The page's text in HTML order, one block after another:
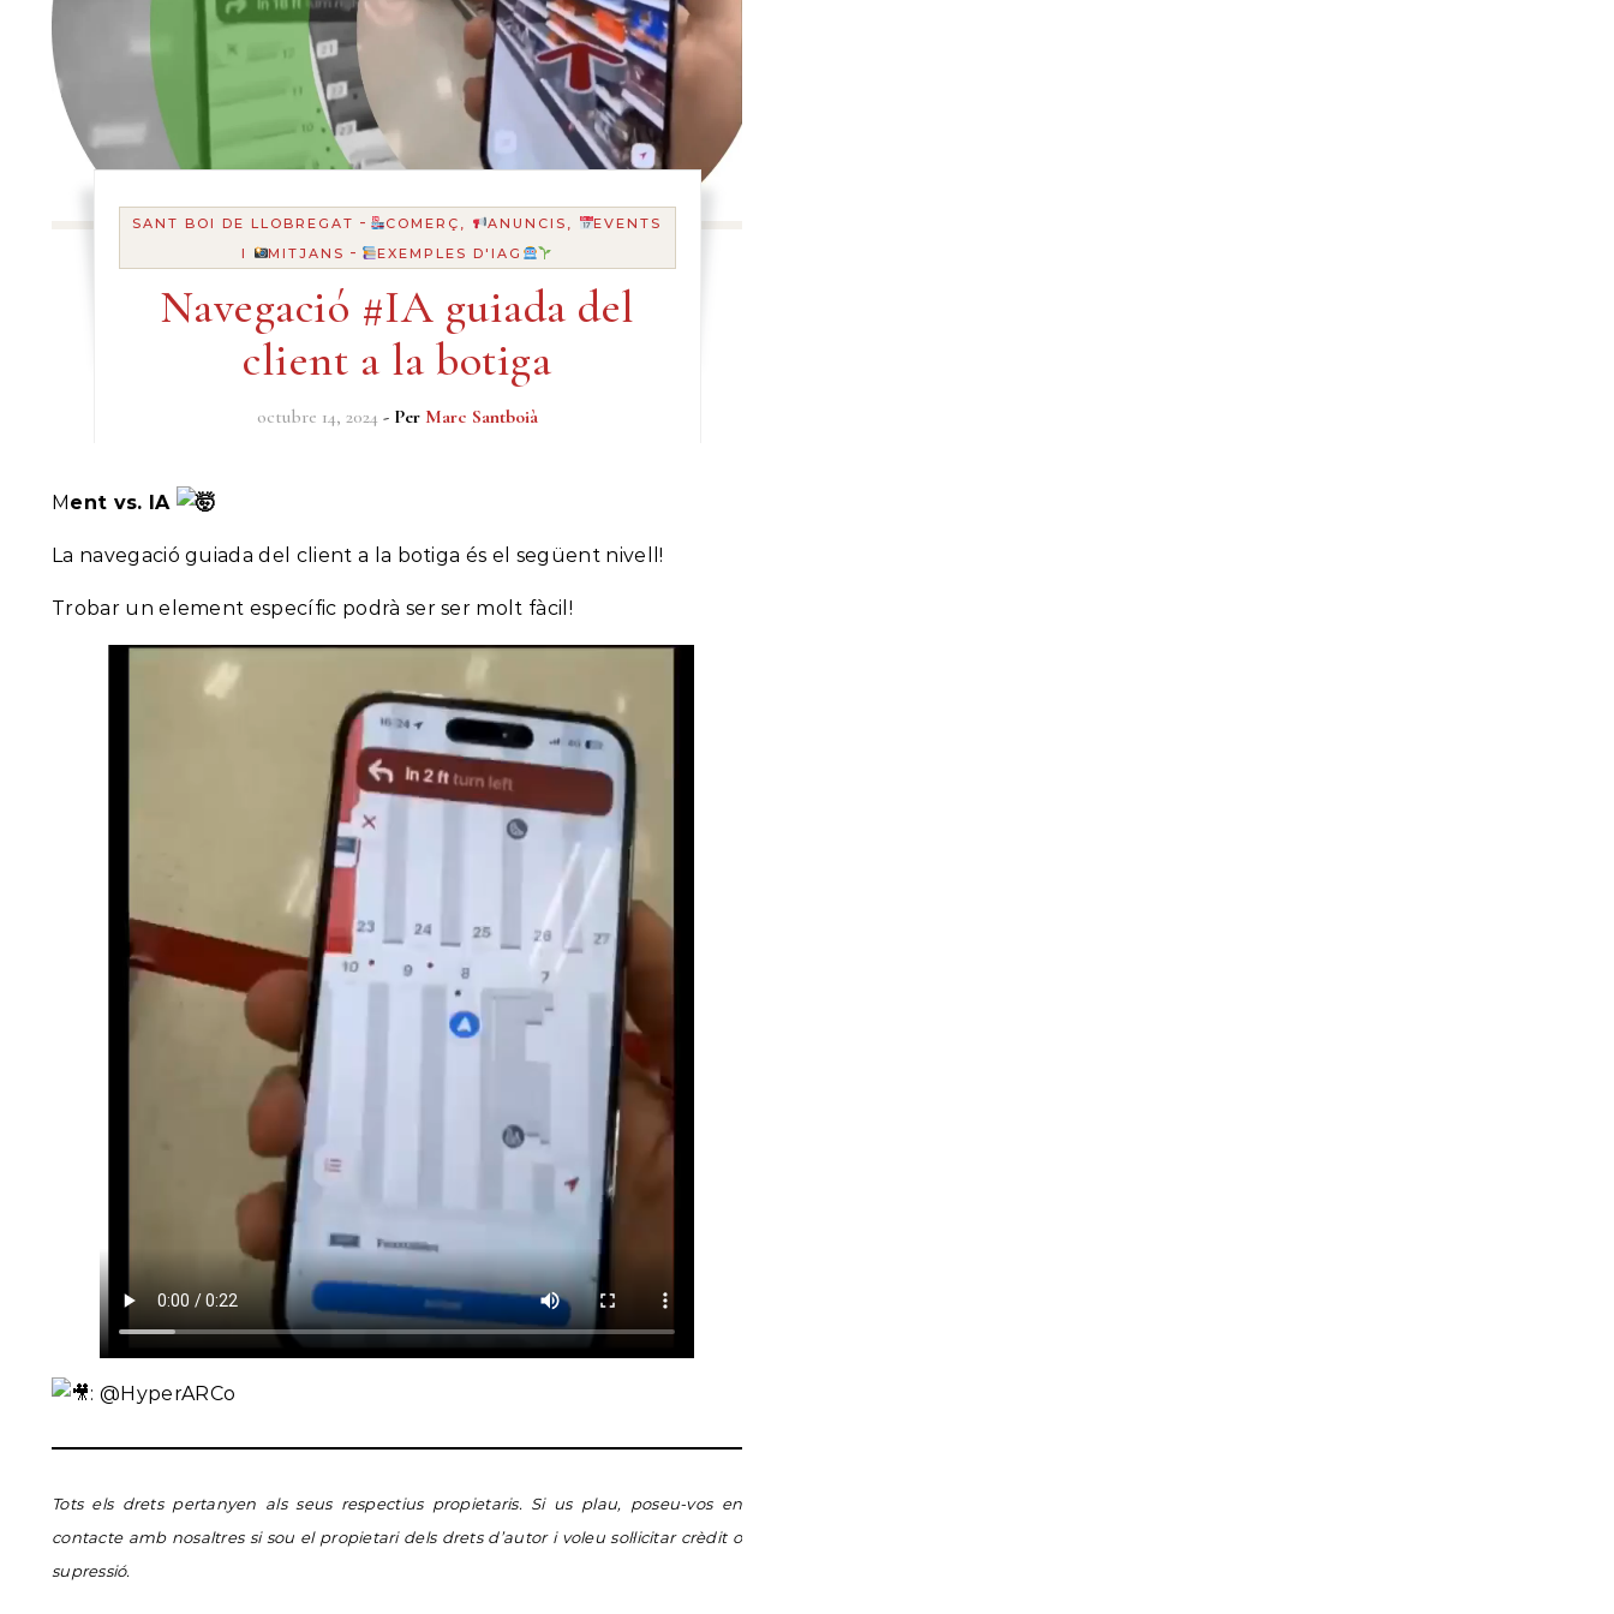
SANT BOI DE LLOBREGAT - COMERÇ, ANUNCIS,
EVENTS
I
MITJANS - EXEMPLES D'IAG
Navegació #IA guiada del
client a la botiga
octubre 14, 2024 - Per Marc Santboià
Ment vs. IA
La navegació guiada del client a la botiga és el següent nivell!
Trobar un element específic podrà ser ser molt fàcil!
: @HyperARCo
Tots els drets pertanyen als seus respectius propietaris. Si us plau, poseu-vos en
contacte amb nosaltres si sou el propietari dels drets d’autor i voleu sol·licitar crèdit o
supressió.